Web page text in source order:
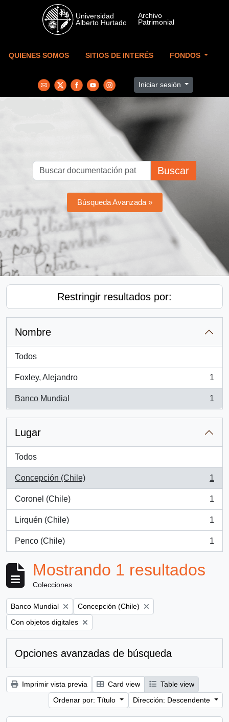
Skip to main content
QUIENES SOMOS SITIOS DE INTERÉS FONDOS
Iniciar sesión
Buscar
Búsqueda Avanzada »
Restringir resultados por:
Nombre
Todos
Foxley, Alejandro
, 1 resultados
1
Banco Mundial
, 1 resultados
1
Lugar
Todos
Concepción (Chile)
, 1 resultados
1
Coronel (Chile)
, 1 resultados
1
Lirquén (Chile)
, 1 resultados
1
Penco (Chile)
, 1 resultados
1
Mostrando 1 resultados
Colecciones
Remove filter:
Banco Mundial Remove filter:
Concepción (Chile)
Remove filter:
Con objetos digitales
Opciones avanzadas de búsqueda
Imprimir vista previa Card view
Table view
Ordenar por: Título
Dirección: Descendente